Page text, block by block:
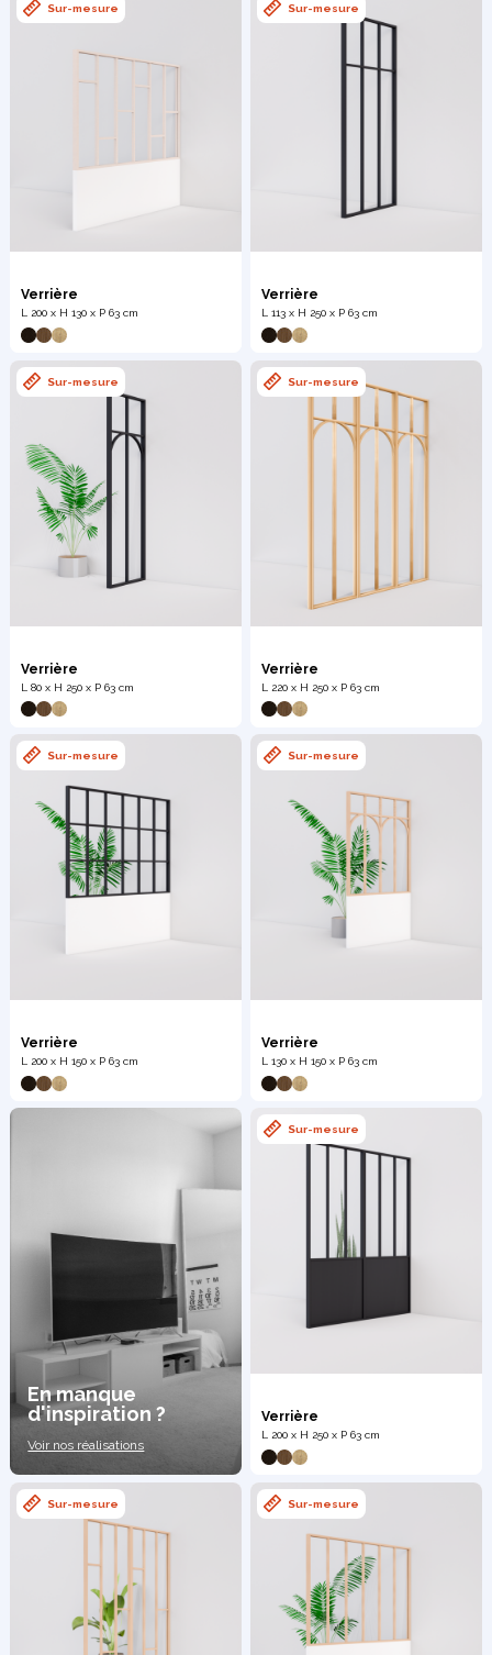
Sur-mesure
Verrière
L 200 x H 130 x P 63 cm
Sur-mesure
Verrière
L 113 x H 250 x P 63 cm
Sur-mesure
Verrière
L 80 x H 250 x P 63 cm
Sur-mesure
Verrière
L 220 x H 250 x P 63 cm
Sur-mesure
Verrière
L 200 x H 150 x P 63 cm
Sur-mesure
Verrière
L 130 x H 150 x P 63 cm
En manque
d'inspiration ?
Voir nos réalisations
Sur-mesure
Verrière
L 200 x H 250 x P 63 cm
Sur-mesure Sur-mesure